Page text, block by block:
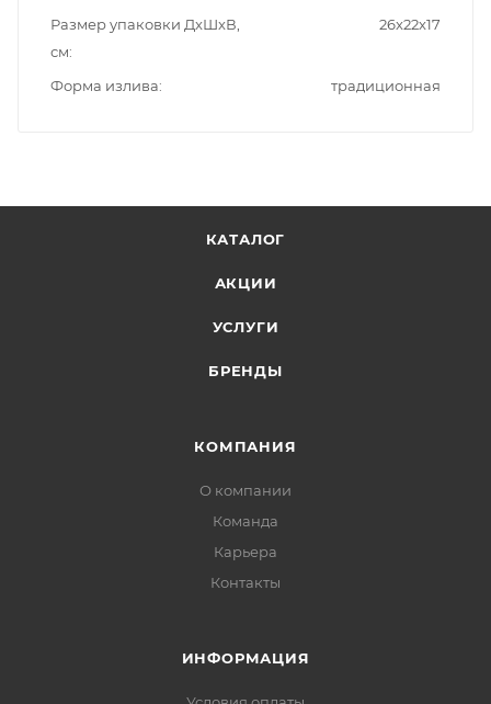
Размер упаковки ДxШxВ,
см
26x22x17
Форма излива традиционная
КАТАЛОГ
АКЦИИ
УСЛУГИ
БРЕНДЫ
КОМПАНИЯ
О компании
Команда
Карьера
Контакты
ИНФОРМАЦИЯ